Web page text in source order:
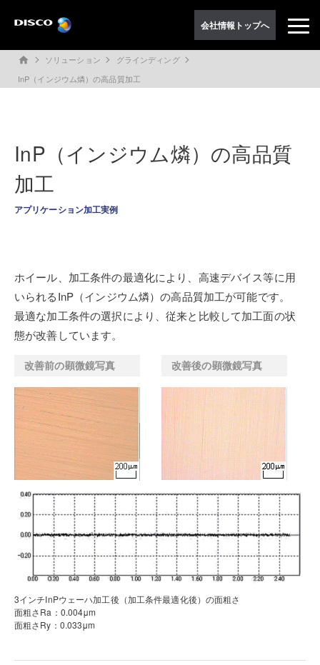
会社情報トップへ
home ソリューション
グラインディング
InP（インジウム燐）の高品質加工
InP（インジウム燐）の高品質
加工
アプリケーション加工実例
ホイール、加工条件の最適化により、高速デバイス等に用
いられるInP（インジウム燐）の高品質加工が可能です。
最適な加工条件の選択により、従来と比較して加工面の状
態が改善しています。
改善前の顕微鏡写真 改善後の顕微鏡写真
3インチInPウェーハ加工後（加工条件最適化後）の面粗さ
面粗さRa：0.004μm
面粗さRy：0.033μm